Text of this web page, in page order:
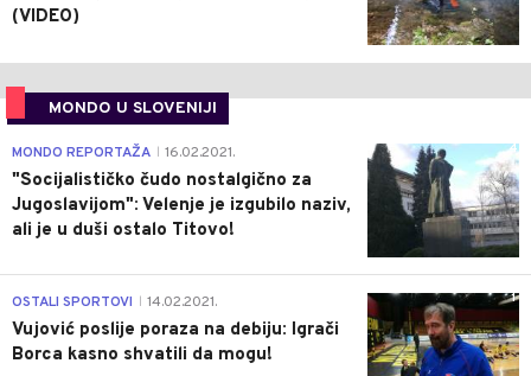
(VIDEO)
MONDO U SLOVENIJI
4
MONDO REPORTAŽA 16.02.2021.
"Socijalističko čudo nostalgično za
Jugoslavijom": Velenje je izgubilo naziv,
ali je u duši ostalo Titovo!
1
OSTALI SPORTOVI 14.02.2021.
Vujović poslije poraza na debiju: Igrači
Borca kasno shvatili da mogu!